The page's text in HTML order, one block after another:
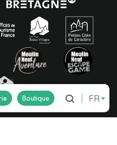
Boutique
Recherche
FR